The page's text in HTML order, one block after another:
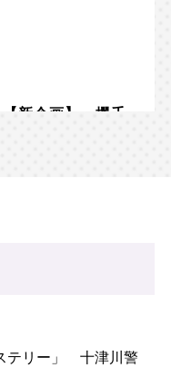
新企画】一攫千
テリー」 十津川警